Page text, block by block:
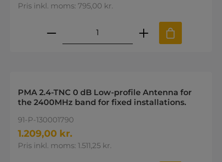
Pris inkl. moms: 795,00 kr.
Produktmængde: Indtast den
PMA 2.4-TNC 0 dB Low-profile Antenna for
the 2400MHz band for fixed installations.
91-P-130001790
1.209,00 kr.
Pris inkl. moms: 1.511,25 kr.